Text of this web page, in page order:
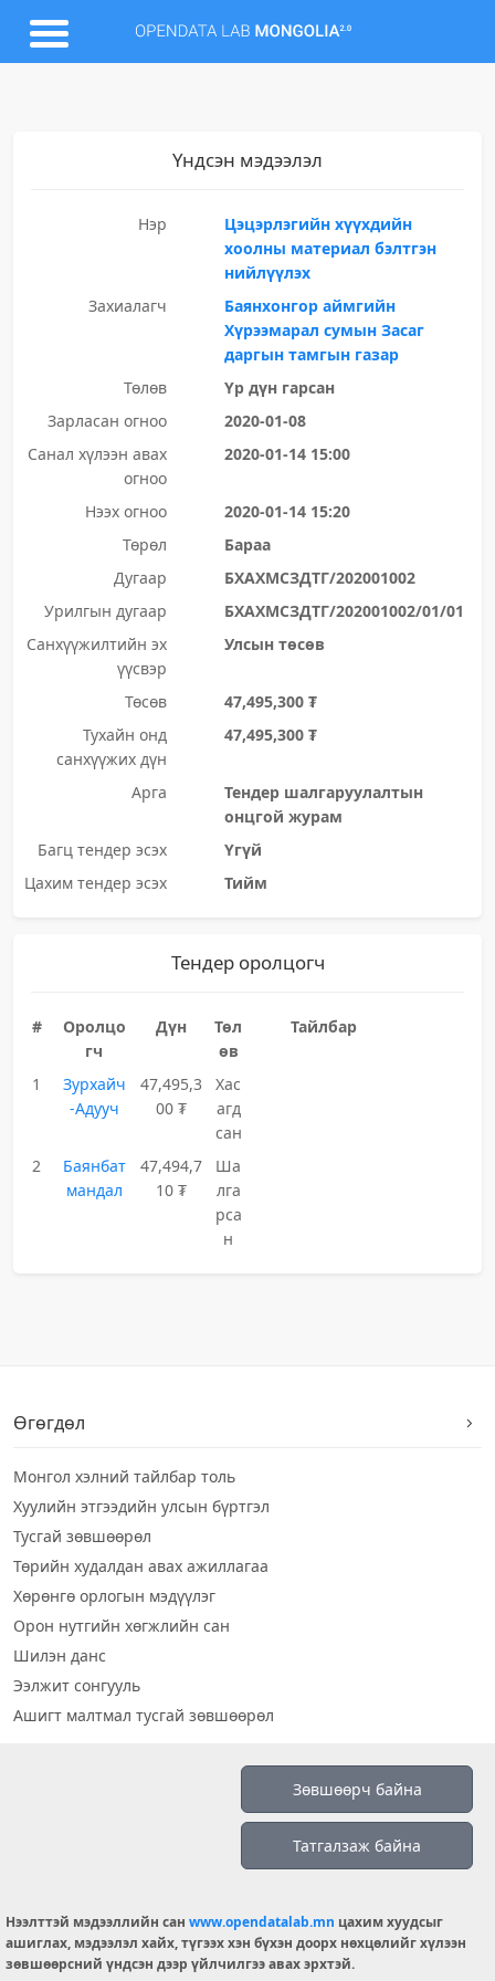
Үндсэн мэдээлэл
Нэр
Цэцэрлэгийн хүүхдийн
хоолны материал бэлтгэн
нийлүүлэх
Захиалагч
Баянхонгор аймгийн
Хүрээмарал сумын Засаг
даргын тамгын газар
Төлөв
Үр дүн гарсан
Зарласан огноо
2020-01-08
Санал хүлээн авах
огноо
2020-01-14 15:00
Нээх огноо
2020-01-14 15:20
Төрөл
Бараа
Дугаар
БХАХМСЗДТГ/202001002
Урилгын дугаар
БХАХМСЗДТГ/202001002/01/01
Санхүүжилтийн эх
үүсвэр
Улсын төсөв
Төсөв
47,495,300 ₮
Тухайн онд
санхүүжих дүн
47,495,300 ₮
Арга
Тендер шалгаруулалтын
онцгой журам
Багц тендер эсэх
Үгүй
Цахим тендер эсэх
Тийм
Тендер оролцогч
#
Оролцо
гч
Дүн
Төл
өв
Тайлбар
1
Зурхайч
-Адууч
47,495,3
00 ₮
Хас
агд
сан
2
Баянбат
мандал
47,494,7
10 ₮
Ша
лга
рса
н
Өгөгдөл
Монгол хэлний тайлбар толь
Хуулийн этгээдийн улсын бүртгэл
Тусгай зөвшөөрөл
Төрийн худалдан авах ажиллагаа
Хөрөнгө орлогын мэдүүлэг
Орон нутгийн хөгжлийн сан
Шилэн данс
Ээлжит сонгууль
Ашигт малтмал тусгай зөвшөөрөл
info@opendatalab.mn
© 2026 OPENDATA LAB MONGOLIA.
Зөвшөөрч байна
Татгалзаж байна
Нээлттэй мэдээллийн сан www.opendatalab.mn цахим хуудсыг
ашиглах, мэдээлэл хайх, түгээх хэн бүхэн доорх нөхцөлийг хүлээн
зөвшөөрсний үндсэн дээр үйлчилгээ авах эрхтэй.